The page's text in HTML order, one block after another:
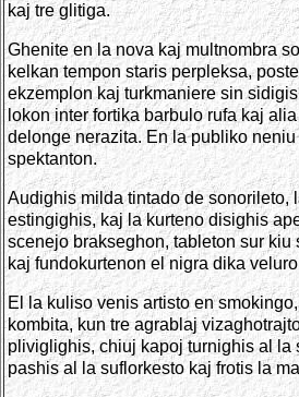
kaj tre glitiga.
Ghenite en la nova kaj multnombra
kelkan tempon staris perpleksa,
ekzemplon kaj turkmaniere sin
lokon inter fortika barbulo rufa kaj
delonge nerazita. En la publiko
spektanton.
Audighis milda tintado de sonorileto,
estingighis, kaj la kurteno disighis
scenejo brakseghon, tableton sur kiu
kaj fundokurtenon el nigra dika
El la kuliso venis artisto en
kombita, kun tre agrablaj
pliviglighis, chiuj kapoj turnighis al la
pashis al la suflorkesto kaj frotis la